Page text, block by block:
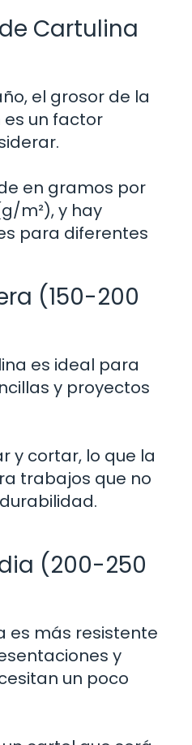
Cartulina
el grosor de la
un factor
en gramos por
m²), y hay
para diferentes
(150-200
es ideal para
y proyectos
y cortar, lo que la
trabajos que no
(200-250
es más resistente
y
un poco